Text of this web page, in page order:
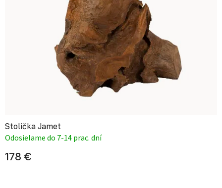
Stolička Jamet
Odosielame do 7-14 prac. dní
178 €